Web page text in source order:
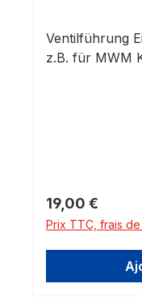
Ventilführung
z.B. für MWM
Prix régulier :
19,00 €
Prix TTC, frais